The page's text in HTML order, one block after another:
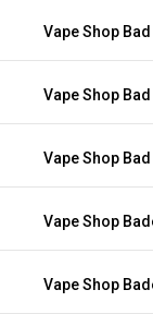
Vape Shop
Vape Shop
Vape Shop
Vape Shop
Vape Shop